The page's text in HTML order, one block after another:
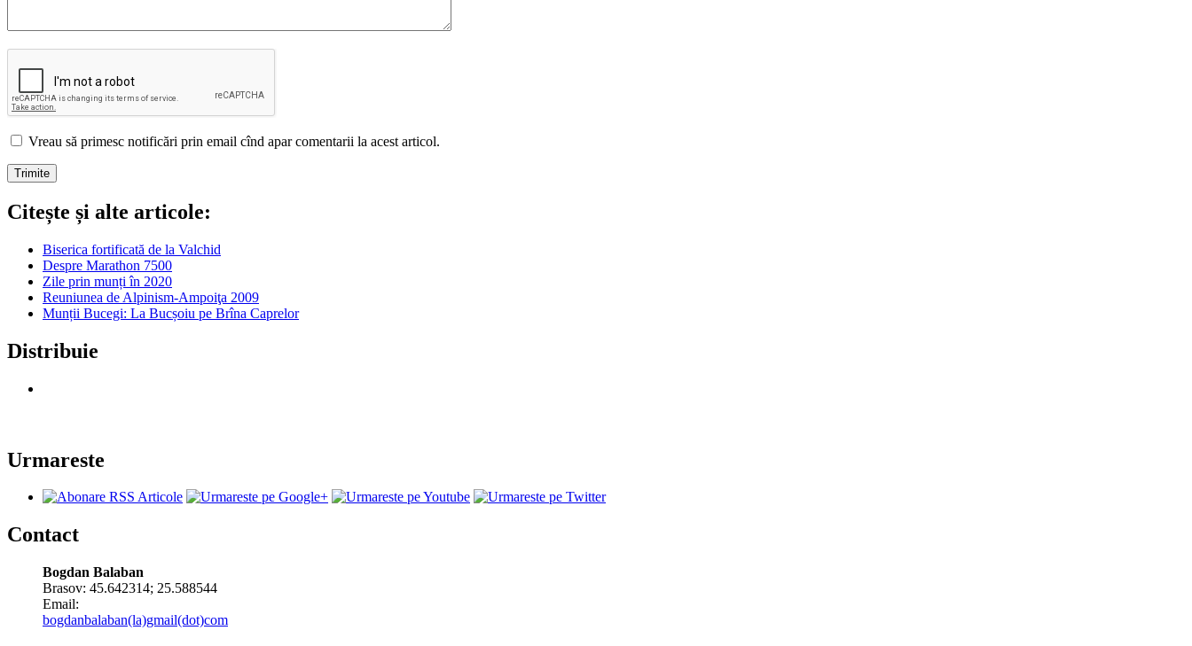
Vreau să primesc notificări prin email cînd apar comentarii la acest articol.
Citește și alte articole:
Biserica fortificată de la Valchid
Despre Marathon 7500
Zile prin munți în 2020
Reuniunea de Alpinism-Ampoiţa 2009
Munții Bucegi: La Bucșoiu pe Brîna Caprelor
Distribuie
Urmareste
Contact
Bogdan Balaban
Brasov: 45.642314; 25.588544
Email:
bogdanbalaban(la)gmail(dot)com